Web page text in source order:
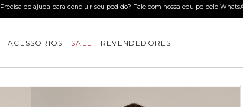
Precisa de ajuda para concluir seu pedido? Fale com nossa equipe pelo
ACESSÓRIOS SALE REVENDEDORES